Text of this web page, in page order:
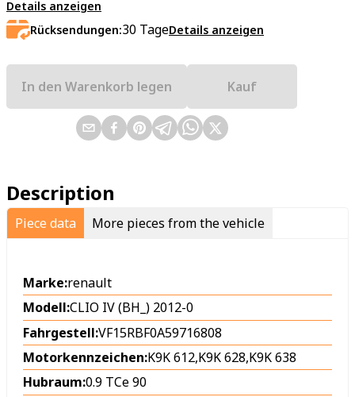
Details anzeigen
Rücksendungen:30 TageDetails anzeigen
In den Warenkorb legen Kauf
Description
Piece data More pieces from the vehicle
Marke:renault
Modell:CLIO IV (BH_) 2012-0
Fahrgestell:VF15RBF0A59716808
Motorkennzeichen:K9K 612,K9K 628,K9K 638
Hubraum:0.9 TCe 90